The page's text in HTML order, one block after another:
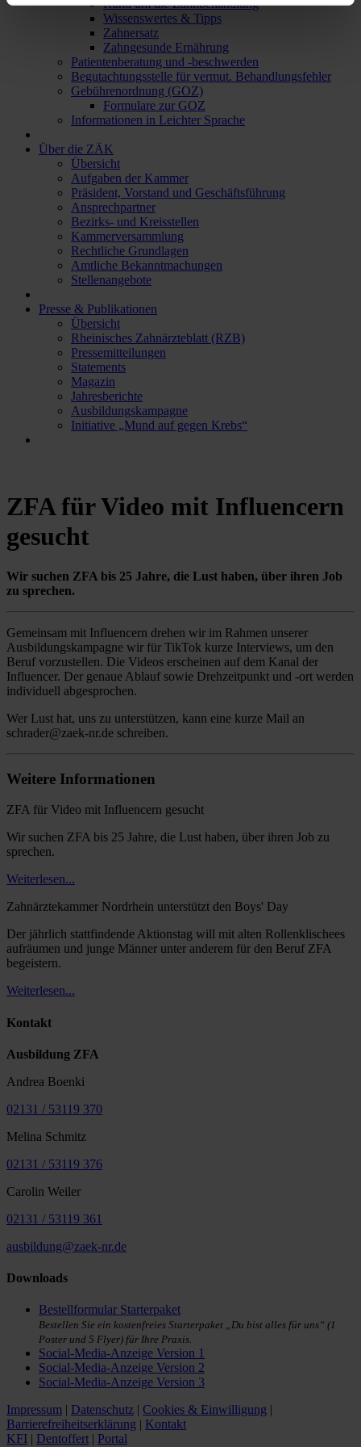
Rund um die Zahnbehandlung
Wissenswertes & Tipps
Zahnersatz
Zahngesunde Ernährung
Patientenberatung und -beschwerden
Begutachtungsstelle für vermut. Behandlungsfehler
Gebührenordnung (GOZ)
Formulare zur GOZ
Informationen in Leichter Sprache
Über die ZÄK
Übersicht
Aufgaben der Kammer
Präsident, Vorstand und Geschäftsführung
Ansprechpartner
Bezirks- und Kreisstellen
Kammerversammlung
Rechtliche Grundlagen
Amtliche Bekanntmachungen
Stellenangebote
Presse & Publikationen
Übersicht
Rheinisches Zahnärzteblatt (RZB)
Pressemitteilungen
Statements
Magazin
Jahresberichte
Ausbildungskampagne
Initiative „Mund auf gegen Krebs“
ZFA für Video mit Influencern
gesucht
Wir suchen ZFA bis 25 Jahre, die Lust haben, über ihren Job
zu sprechen.
Gemeinsam mit Influencern drehen wir im Rahmen unserer
Ausbildungskampagne wir für TikTok kurze Interviews, um den
Beruf vorzustellen. Die Videos erscheinen auf dem Kanal der
Influencer. Der genaue Ablauf sowie Drehzeitpunkt und -ort werden
individuell abgesprochen.
Wer Lust hat, uns zu unterstützen, kann eine kurze Mail an
schrader@zaek-nr.de schreiben.
Weitere Informationen
ZFA für Video mit Influencern gesucht
Wir suchen ZFA bis 25 Jahre, die Lust haben, über ihren Job zu
sprechen.
Weiterlesen...
Zahnärztekammer Nordrhein unterstützt den Boys' Day
Der jährlich stattfindende Aktionstag will mit alten Rollenklischees
aufräumen und junge Männer unter anderem für den Beruf ZFA
begeistern.
Weiterlesen...
Kontakt
Ausbildung ZFA
Andrea Boenki
02131 / 53119 370
Melina Schmitz
02131 / 53119 376
Carolin Weiler
02131 / 53119 361
ausbildung@zaek-nr.de
Downloads
Bestellformular Starterpaket
Bestellen Sie ein kostenfreies Starterpaket „Du bist alles für uns“ (1
Poster und 5 Flyer) für Ihre Praxis.
Social-Media-Anzeige Version 1
Social-Media-Anzeige Version 2
Social-Media-Anzeige Version 3
Impressum | Datenschutz | Cookies & Einwilligung |
Barrierefreiheitserklärung | Kontakt
KFI | Dentoffert | Portal